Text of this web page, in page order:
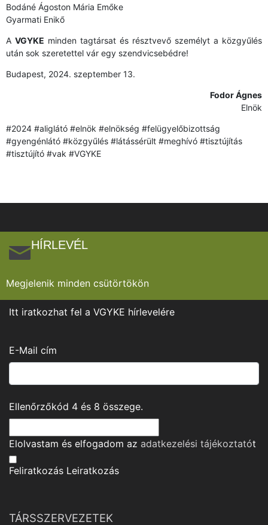
Bodáné Ágoston Mária Emőke
Gyarmati Enikő
A VGYKE minden tagtársat és résztvevő személyt a közgyűlés
után sok szeretettel vár egy szendvicsebédre!
Budapest, 2024. szeptember 13.
Fodor Ágnes
Elnök
#2024 #aliglátó #elnök #elnökség #felügyelőbizottság
#gyengénlátó #közgyűlés #látássérült #meghívó #tisztújítás
#tisztújító #vak #VGYKE
HÍRLEVÉL
Megjelenik minden csütörtökön
Itt iratkozhat fel a VGYKE hírlevelére
E-Mail cím
Ellenőrzőkód 4 és 8 összege.
Elolvastam és elfogadom az adatkezelési tájékoztatót
Feliratkozás Leiratkozás
TÁRSSZERVEZETEK